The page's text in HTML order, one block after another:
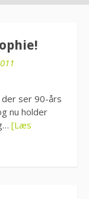
ser 90-års
nu holder
[Læs